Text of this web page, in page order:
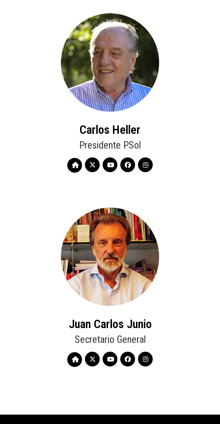
Carlos Heller
Presidente PSol
Juan Carlos Junio
Secretario General